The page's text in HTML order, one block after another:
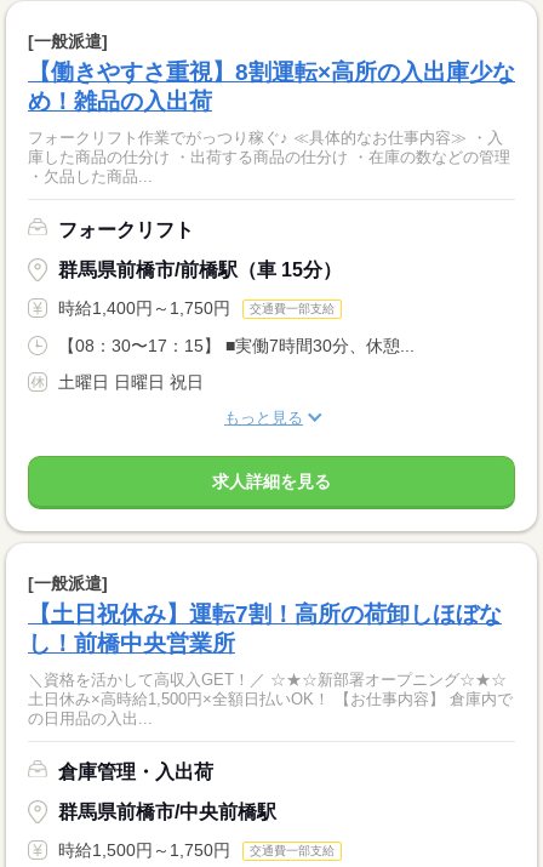
[一般派遣]
【働きやすさ重視】8割運転×高所の入出庫少な
め！雑品の入出荷
フォークリフト作業でがっつり稼ぐ♪ ≪具体的なお仕事内容≫ ・入
庫した商品の仕分け ・出荷する商品の仕分け ・在庫の数などの管理
・欠品した商品...
フォークリフト
群馬県前橋市/前橋駅（車 15分）
時給1,400円～1,750円 交通費一部支給
【08：30〜17：15】 ■実働7時間30分、休憩...
土曜日 日曜日 祝日
もっと見る
求人詳細を見る
[一般派遣]
【土日祝休み】運転7割！高所の荷卸しほぼな
し！前橋中央営業所
＼資格を活かして高収入GET！／ ☆★☆新部署オープニング☆★☆
土日休み×高時給1,500円×全額日払いOK！ 【お仕事内容】 倉庫内で
の日用品の入出...
倉庫管理・入出荷
群馬県前橋市/中央前橋駅
時給1,500円～1,750円 交通費一部支給